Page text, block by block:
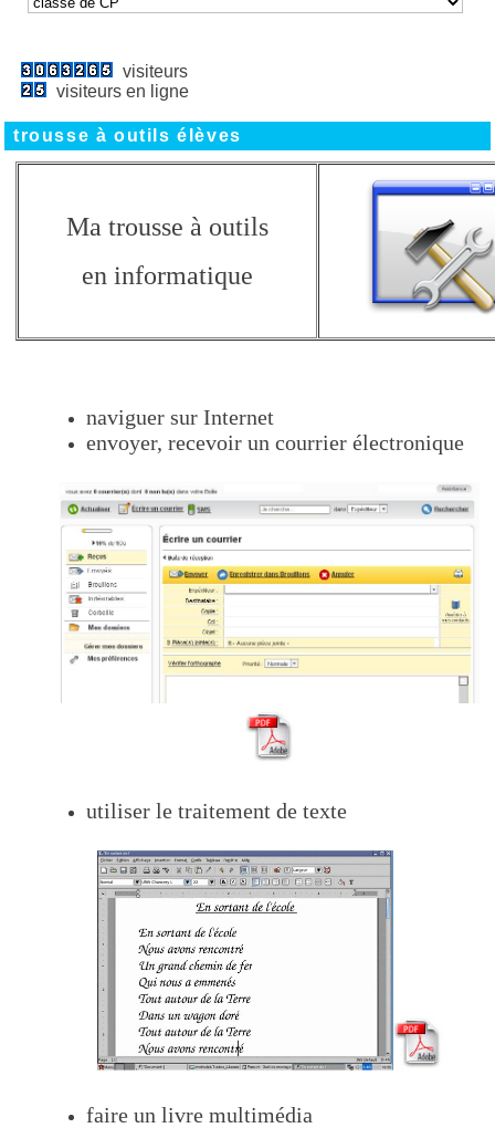
visiteurs
visiteurs en ligne
trousse à outils élèves
Ma trousse à outils
en informatique
naviguer sur Internet
envoyer, recevoir un courrier électronique
utiliser le traitement de texte
faire un livre multimédia